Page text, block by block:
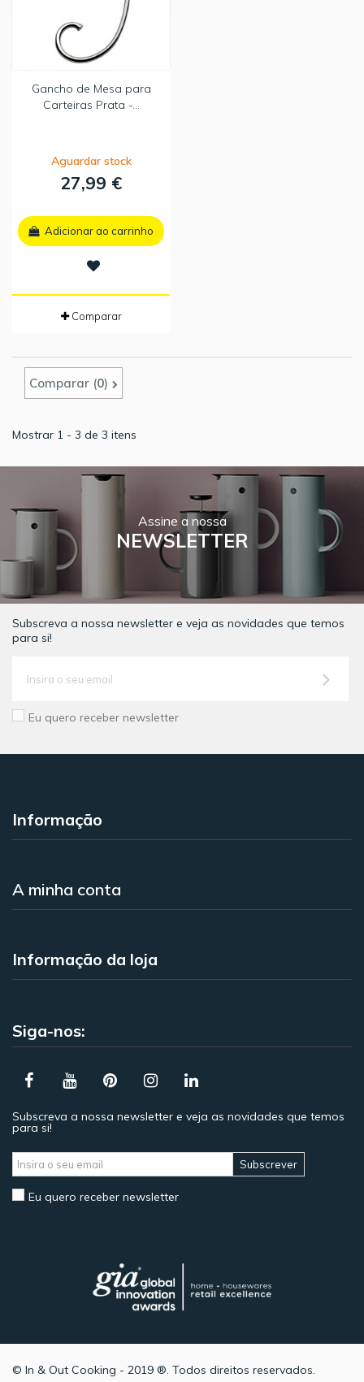
Gancho de Mesa para
Carteiras Prata -...
Aguardar stock
27,99 €
Adicionar ao carrinho
Comparar
Comparar (0)
Mostrar 1 - 3 de 3 itens
Assine a nossa
NEWSLETTER
Subscreva a nossa newsletter e veja as novidades que temos
para si!
Eu quero receber newsletter
Informação
A minha conta
Informação da loja
Siga-nos:
Subscreva a nossa newsletter e veja as novidades que temos
para si!
Subscrever
Eu quero receber newsletter
© In & Out Cooking - 2019 ®. Todos direitos reservados.